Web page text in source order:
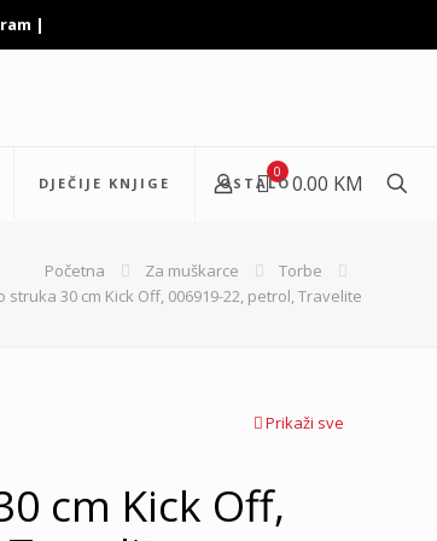
|
DJEČIJE KNJIGE OSTALO
0 0.00 KM
Početna Za muškarce
Torbe
struka 30 cm Kick Off, 006919-22, petrol, Travelite
Prikaži sve
cm Kick Off,